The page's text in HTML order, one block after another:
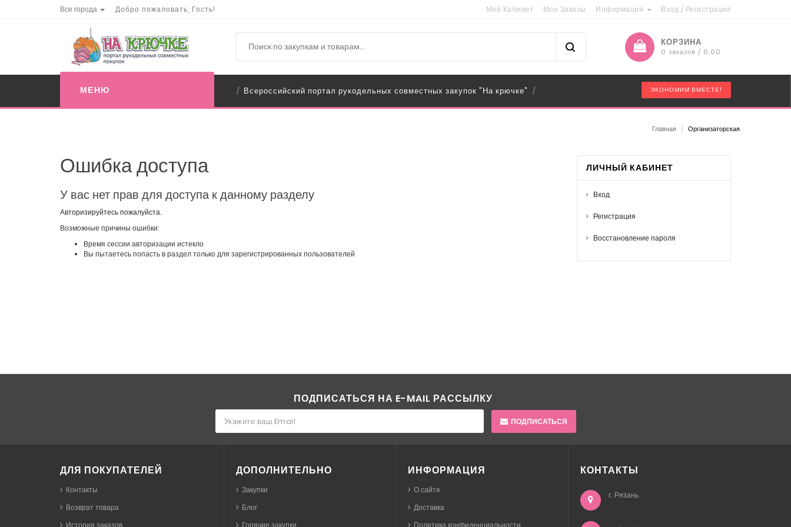
Все города Добро пожаловать, Гость! Мой Кабинет Мои Заказы Информация Вход / Регистрация
КОРЗИНА
0 заказов / 0,00
МЕНЮ / Всероссийский портал рукодельных совместных закупок "На крючке" / ЭКОНОМИМ ВМЕСТЕ!
Главная / Организаторская
Ошибка доступа
У вас нет прав для доступа к данному разделу
Авторизируйтесь пожалуйста.
Возможные причины ошибки:
Время сессии авторизации истекло
Вы пытаетесь попасть в раздел только для зарегистрированных пользователей
ЛИЧНЫЙ КАБИНЕТ
Вход
Регистрация
Восстановление пароля
ПОДПИСАТЬСЯ НА E-MAIL РАССЫЛКУ
ПОДПИСАТЬСЯ
ДЛЯ ПОКУПАТЕЛЕЙ
Контакты
Возврат товара
История заказов
ДОПОЛНИТЕЛЬНО
Закупки
Блог
Горячие закупки
ИНФОРМАЦИЯ
О сайте
Доставка
Политика конфиденциальности
КОНТАКТЫ
г. Рязань